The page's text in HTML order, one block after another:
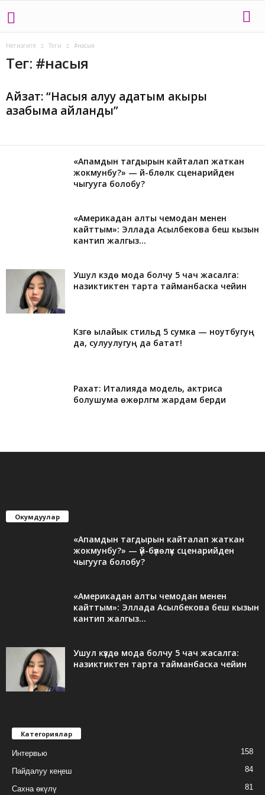
Негизгиге Теги #насыя
Тег: #насыя
Айзат: “Насыя алуу адатым акыры
азабыма айланды”
«Апамдын тагдырын кайталап жаткан
жокмунбу?» — үй-бүлөлүк сценарийден
чыгууга болобу?
«Америкадан алты чемодан менен
кайттым»: Эллада Асылбекова беш кызын
кантип жалгыз...
Ушул күздө мода болчу 5 чач жасалга:
назиктиктен тарта тайманбаска чейин
Күзгө ылайык стильдүү 5 сумка — ноутбугуң
да, сулуулугуң да батат!
Рахат: Италияда модель, актриса
болушума өжөрлүгүм жардам берди
Окумдуулар
«Апамдын тагдырын кайталап жаткан
жокмунбу?» — үй-бүлөлүк сценарийден
чыгууга болобу?
«Америкадан алты чемодан менен
кайттым»: Эллада Асылбекова беш кызын
кантип жалгыз...
Ушул күздө мода болчу 5 чач жасалга:
назиктиктен тарта тайманбаска чейин
Категориялар
Интервью 158
Пайдалуу кеңеш 84
Сахна өкүлү 81